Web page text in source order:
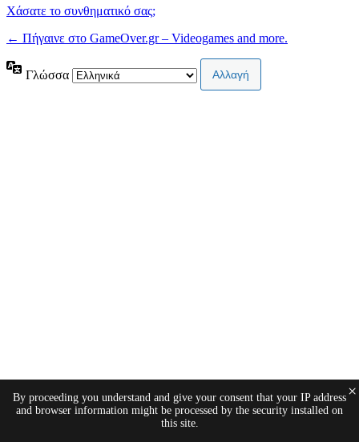
Χάσατε το συνθηματικό σας;
← Πήγαινε στο GameOver.gr – Videogames and more.
Γλώσσα
By proceeding you understand and give your consent that your IP address
and browser information might be processed by the security installed on
this site.
×